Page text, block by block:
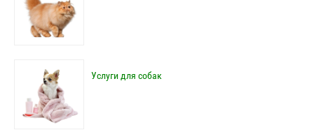
Услуги для собак